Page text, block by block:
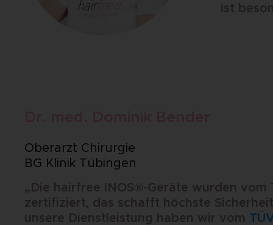
ist
Oberarzt Chirurgie
BG Klinik Tübingen
„Die hairfree INOS®-Geräte wurden vom
zertifiziert, das schafft höchste
unsere Dienstleistung haben wir vom